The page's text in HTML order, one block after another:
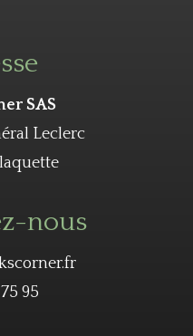
SAS
Leclerc
nous
95